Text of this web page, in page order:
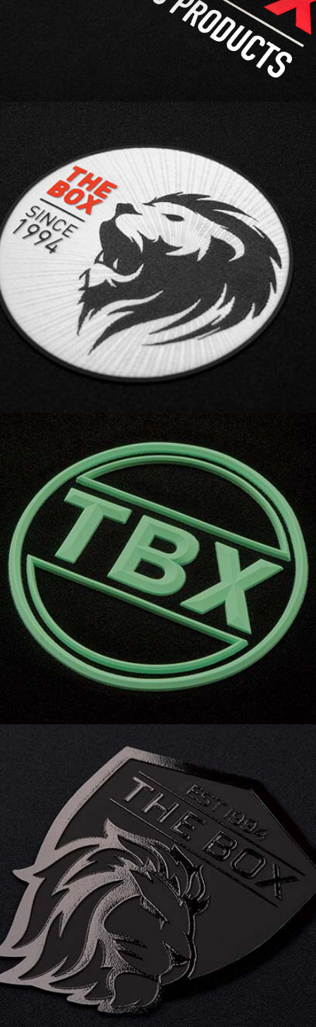
kombiniert.
3D SILICONE X WOVEN Logo vereint die Vorteile
eines hochwertigen Silikon Labels mit einem
gewebten Stoffuntergrund.
Mit 3D MOULDED SILICONE | STD
lassen sich beeindruckende 3D-Logos
in verschiedenen Formen und Dicken
erstellen. Die hohe Waschbarkeit
macht dieses Produkt ideal für aktive
Sportbekleidung.
3D SILICONE I MATT GLOSS bietet ein
hochwertiges 3D SILICONE Heat
Transfer mit erhabenen Effekten.
Glänzende Bereiche stechen heraus,
während matte Bereiche dezent im
Hintergrund liegen